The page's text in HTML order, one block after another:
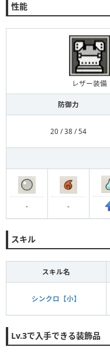
性能
レザー装備
防御力
20 / 38 / 54
- -
スキル
スキル名
シンクロ【小】
Lv.3で入手できる装飾品